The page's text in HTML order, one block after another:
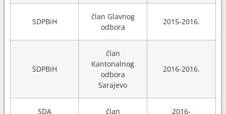
SDPBiH
član Glavnog
odbora
2015-2016.
SDPBiH
član
Kantonalnog
odbora
Sarajevo
2016-2016.
SDA član 2016-